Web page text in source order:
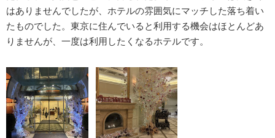
はありませんでしたが、ホテルの雰囲気にマッチした落ち着い
たものでした。東京に住んでいると利用する機会はほとんどあ
りませんが、一度は利用したくなるホテルです。